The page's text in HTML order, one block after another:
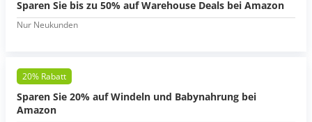
Sparen Sie bis zu 50% auf Warehouse Deals bei Amazon
Nur Neukunden
20% Rabatt
Sparen Sie 20% auf Windeln und Babynahrung bei
Amazon